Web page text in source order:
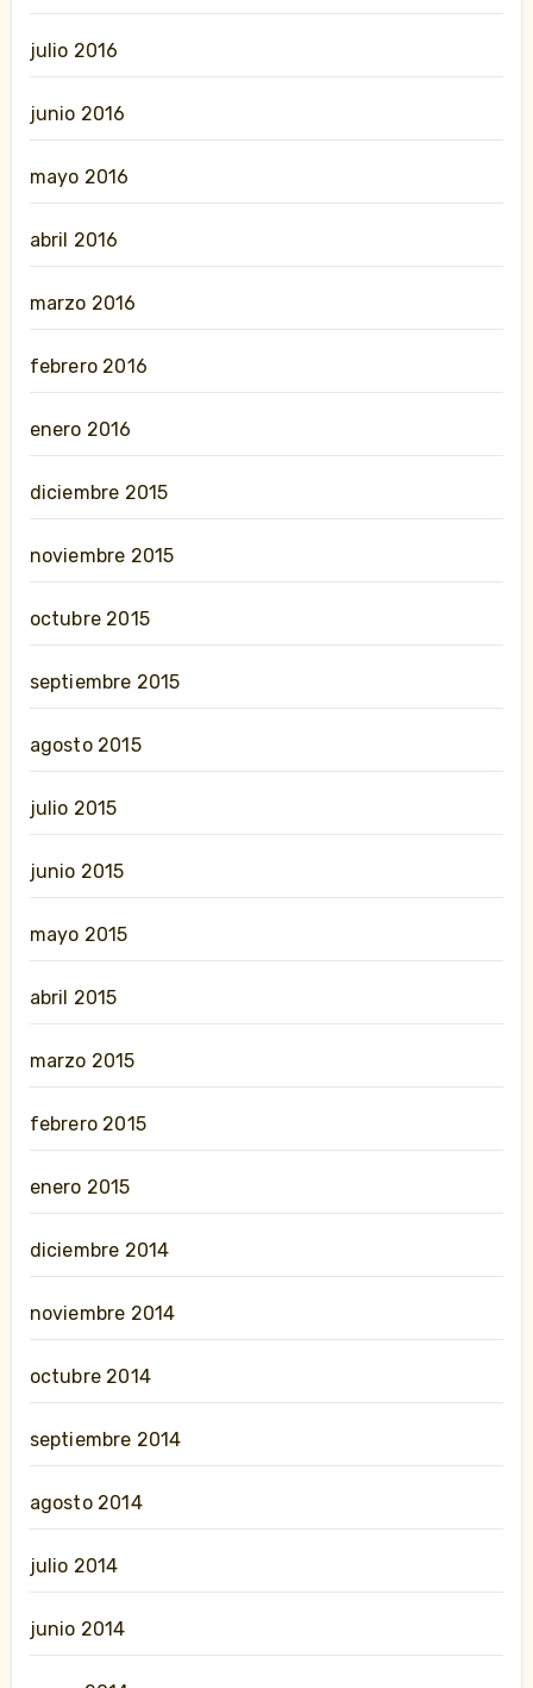
julio 2016
junio 2016
mayo 2016
abril 2016
marzo 2016
febrero 2016
enero 2016
diciembre 2015
noviembre 2015
octubre 2015
septiembre 2015
agosto 2015
julio 2015
junio 2015
mayo 2015
abril 2015
marzo 2015
febrero 2015
enero 2015
diciembre 2014
noviembre 2014
octubre 2014
septiembre 2014
agosto 2014
julio 2014
junio 2014